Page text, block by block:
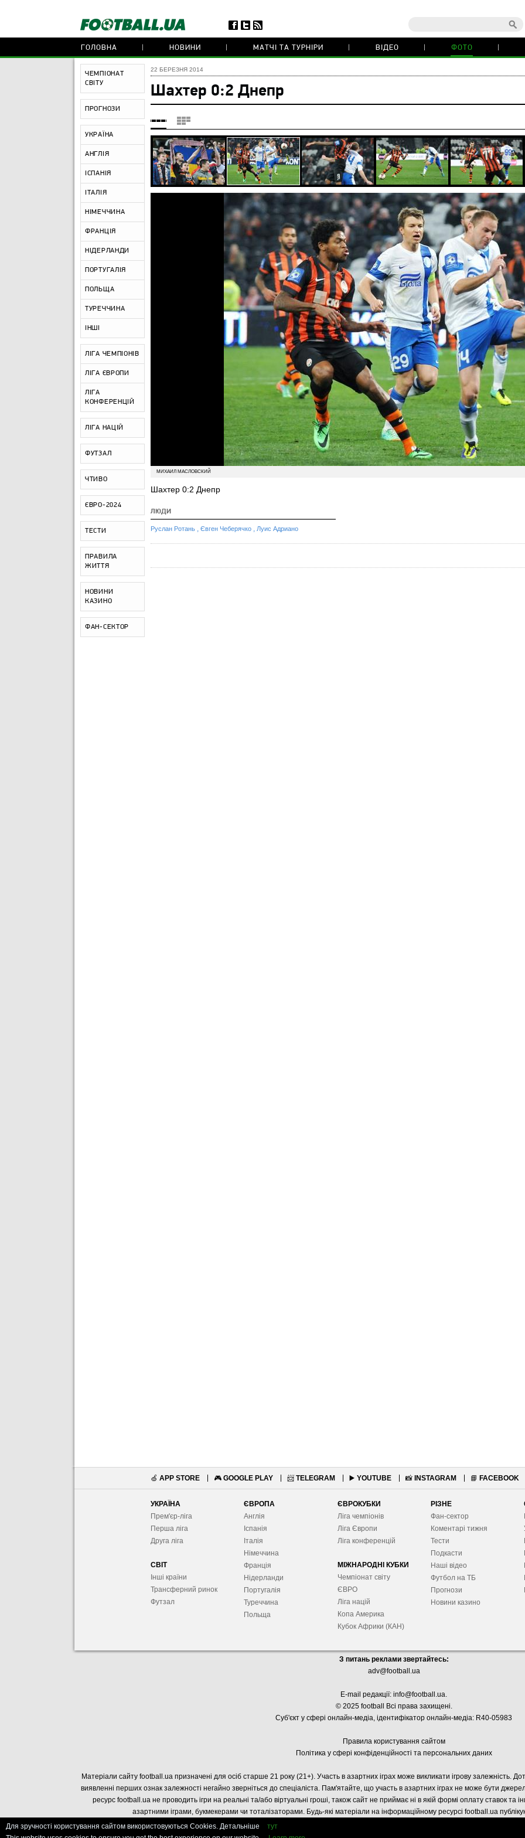
ГОЛОВНА НОВИНИ МАТЧІ ТА ТУРНІРИ ВІДЕО ФОТО
ЧЕМПІОНАТ
СВІТУ
ПРОГНОЗИ
УКРАЇНА
АНГЛІЯ
ІСПАНІЯ
ІТАЛІЯ
НІМЕЧЧИНА
ФРАНЦІЯ
НІДЕРЛАНДИ
ПОРТУГАЛІЯ
ПОЛЬЩА
ТУРЕЧЧИНА
ІНШІ
ЛІГА ЧЕМПІОНІВ
ЛІГА ЄВРОПИ
ЛІГА
КОНФЕРЕНЦІЙ
ЛІГА НАЦІЙ
ФУТЗАЛ
ЧТИВО
ЄВРО-2024
ТЕСТИ
ПРАВИЛА
ЖИТТЯ
НОВИНИ
КАЗИНО
ФАН-СЕКТОР
22 БЕРЕЗНЯ 2014
Шахтер 0:2 Днепр
МИХАИЛ МАСЛОВСКИЙ
Шахтер 0:2 Днепр
ЛЮДИ
Руслан Ротань , Євген Чеберячко , Луис Адриано
🍏 APP STORE 🎮 GOOGLE PLAY 📨 TELEGRAM ▶️ YOUTUBE 📸 INSTAGRAM 📘 FACEBOOK
УКРАЇНА
Прем'єр-ліга
Перша ліга
Друга ліга
СВІТ
Інші країни
Трансферний ринок
Футзал
ЄВРОПА
Англія
Іспанія
Італія
Німеччина
Франція
Нідерланди
Португалія
Туреччина
Польща
ЄВРОКУБКИ
Ліга чемпіонів
Ліга Європи
Ліга конференцій
МІЖНАРОДНІ КУБКИ
Чемпіонат світу
ЄВРО
Ліга націй
Копа Америка
Кубок Африки (КАН)
РІЗНЕ
Фан-сектор
Коментарі тижня
Тести
Подкасти
Наші відео
Футбол на ТБ
Прогнози
Новини казино
З питань реклами звертайтесь:
adv@football.ua
E-mail редакції: info@football.ua.
© 2025 football Всі права захищені.
Суб'єкт у сфері онлайн-медіа, ідентифікатор онлайн-медіа: R40-05983
Правила користування сайтом
Політика у сфері конфіденційності та персональних даних
Матеріали сайту football.ua призначені для осіб старше 21 року (21+). Участь в азартних іграх може викликати ігрову залежність.
виявленні перших ознак залежності негайно зверніться до спеціаліста. Пам'ятайте, що участь в азартних іграх не може бути
ресурс football.ua не проводить ігри на реальні та/або віртуальні гроші, також сайт не приймає ні в якій формі оплату ставок та
азартними іграми, букмекерами чи тоталізаторами. Будь-які матеріали на інформаційному ресурсі football.ua
Для зручності користування сайтом використовуються Cookies. Детальніше
тут